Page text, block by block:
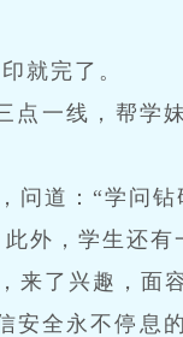
就完了。
点一线，帮学
问道：“学问钻
外，学生还有
来了兴趣，面
安全永不停息